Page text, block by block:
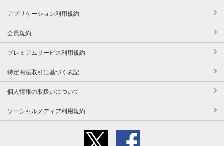
アプリケーション利用規約
会員規約
プレミアムサービス利用規約
特定商法取引に基づく表記
個人情報の取扱いについて
ソーシャルメディア利用規約